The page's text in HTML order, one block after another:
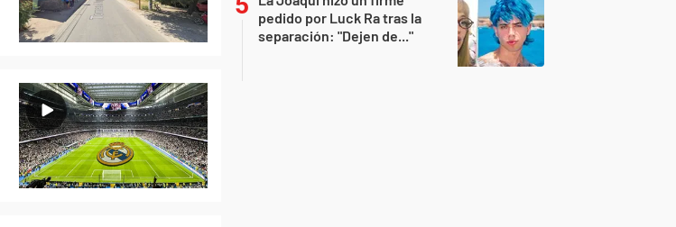
pedido por Luck Ra tras la
separación: "Dejen de..."